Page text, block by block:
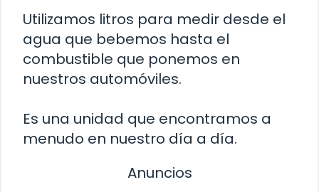
Utilizamos litros para medir desde el
agua que bebemos hasta el
combustible que ponemos en
nuestros automóviles.
Es una unidad que encontramos a
menudo en nuestro día a día.
Anuncios